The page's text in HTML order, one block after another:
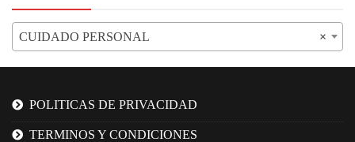
×
CUIDADO PERSONAL
POLITICAS DE PRIVACIDAD
TERMINOS Y CONDICIONES